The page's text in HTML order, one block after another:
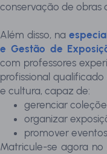
conservação de obras
Além disso, na
e Gestão de
com professores
profissional
e cultura, capaz de:
gerenciar
organizar
promover
Matricule-se agora no